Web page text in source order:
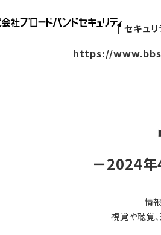
セキュ
https://
－2024年
情
視覚や聴覚